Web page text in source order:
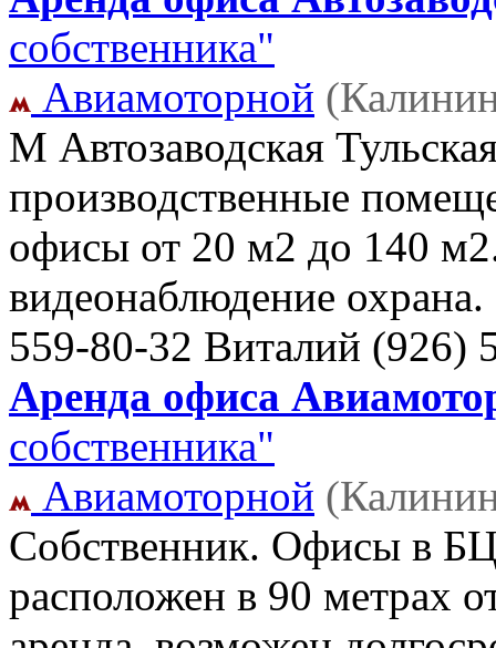
собственника"
Авиамоторной
М Автозаводская
производственные
офисы от 20 м2 до 140
видеонаблюдение
559-80-32 Виталий (926)
Аренда офиса
собственника"
Авиамоторной
Собственник. Офисы в
расположен в 90 метрах